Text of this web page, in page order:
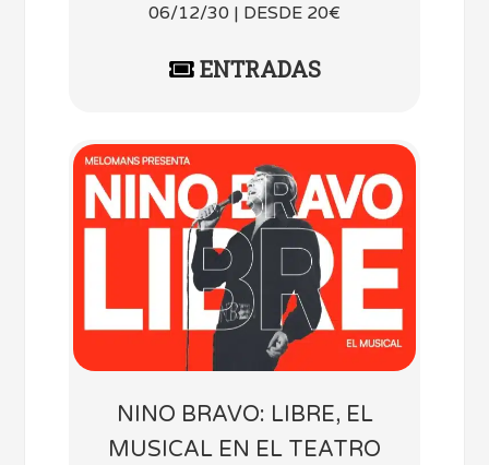
06/12/30 | DESDE 20€
ENTRADAS
NINO BRAVO: LIBRE, EL
MUSICAL EN EL TEATRO